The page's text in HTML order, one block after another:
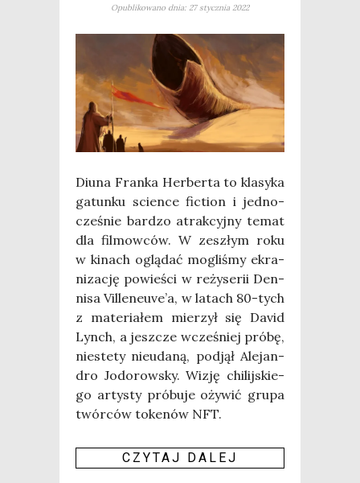
Opublikowano dnia: 27 stycznia 2022
Diu­na Fran­ka Her­ber­ta to kla­sy­ka
gatun­ku scien­ce fic­tion i jed­no­
cze­śnie bar­dzo atrak­cyj­ny temat
dla fil­mow­ców. W zeszłym roku
w kinach oglą­dać mogli­śmy ekra­
ni­za­cję powie­ści w reży­se­rii Den­
ni­sa Vil­le­neu­ve­’a, w latach 80-tych
z mate­ria­łem mie­rzył się David
Lynch, a jesz­cze wcze­śniej pró­bę,
nie­ste­ty nie­uda­ną, pod­jął Ale­jan­
dro Jodo­row­sky. Wizję chi­lij­skie­
go arty­sty pró­bu­je oży­wić gru­pa
twór­ców toke­nów NFT.
CZY­TAJ DALEJ